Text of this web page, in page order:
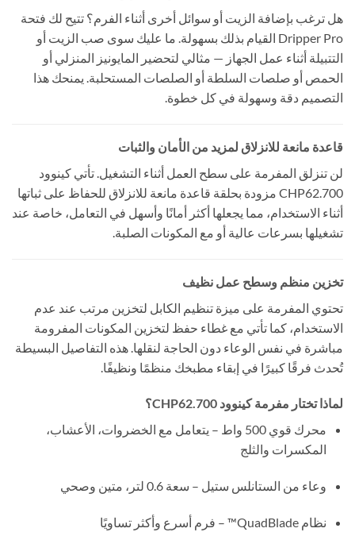
هل ترغب بإضافة الزيت أو سوائل أخرى أثناء الفرم؟ تتيح لك فتحة
Dripper Pro القيام بذلك بسهولة. ما عليك سوى صب الزيت أو
التتبيلة أثناء عمل الجهاز — مثالي لتحضير المايونيز المنزلي أو
الحمص أو صلصات السلطة أو الصلصات المستحلبة. يمنحك هذا
التصميم دقة وسهولة في كل خطوة.
قاعدة مانعة للانزلاق لمزيد من الأمان والثبات
لن تنزلق المفرمة على سطح العمل أثناء التشغيل. تأتي كينوود
CHP62.700 مزودة بحلقة قاعدة مانعة للانزلاق للحفاظ على ثباتها
أثناء الاستخدام، مما يجعلها أكثر أمانًا وأسهل في التعامل، خاصة عند
تشغيلها بسرعات عالية أو مع المكونات الصلبة.
تخزين منظم وسطح عمل نظيف
تحتوي المفرمة على ميزة تنظيم الكابل لتخزين مرتب عند عدم
الاستخدام، كما تأتي مع غطاء حفظ لتخزين المكونات المفرومة
مباشرة في نفس الوعاء دون الحاجة لنقلها. هذه التفاصيل البسيطة
تُحدث فرقًا كبيرًا في إبقاء مطبخك منظمًا ونظيفًا.
لماذا تختار مفرمة كينوود CHP62.700؟
محرك قوي 500 واط – يتعامل مع الخضروات، الأعشاب،
المكسرات والثلج
وعاء من الستانلس ستيل – سعة 0.6 لتر، متين وصحي
نظام QuadBlade™ – فرم أسرع وأكثر تساويًا